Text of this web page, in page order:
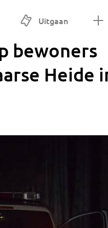
Uitgaan
bewoners
Heide